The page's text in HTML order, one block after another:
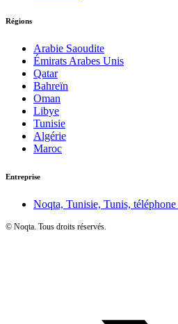
Régions
Arabie Saoudite
Émirats Arabes Unis
Qatar
Bahreïn
Oman
Libye
Tunisie
Algérie
Maroc
Entreprise
Noqta, Tunisie, Tunis, téléphone
© Noqta. Tous droits réservés.